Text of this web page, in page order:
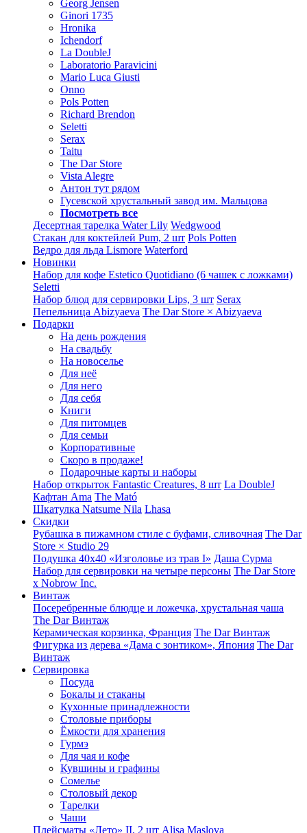
Georg Jensen
Ginori 1735
Hronika
Ichendorf
La DoubleJ
Laboratorio Paravicini
Mario Luca Giusti
Onno
Pols Potten
Richard Brendon
Seletti
Serax
Taitu
The Dar Store
Vista Alegre
Антон тут рядом
Гусевской хрустальный завод им. Мальцова
Посмотреть все
Десертная тарелка Water Lily Wedgwood
Стакан для коктейлей Pum, 2 шт Pols Potten
Ведро для льда Lismore Waterford
Новинки
Набор для кофе Estetico Quotidiano (6 чашек с ложками)
Seletti
Набор блюд для сервировки Lips, 3 шт Serax
Пепельница Abizyaeva The Dar Store × Abizyaeva
Подарки
На день рождения
На свадьбу
На новоселье
Для неё
Для него
Для себя
Книги
Для питомцев
Для семьи
Корпоративные
Скоро в продаже!
Подарочные карты и наборы
Набор открыток Fantastic Creatures, 8 шт La DoubleJ
Кафтан Ama The Mató
Шкатулка Natsume Nila Lhasa
Скидки
Рубашка в пижамном стиле с буфами, сливочная The Dar
Store × Studio 29
Подушка 40x40 «Изголовье из трав I» Даша Сурма
Набор для сервировки на четыре персоны The Dar Store
х Nobrow Inc.
Винтаж
Посеребренные блюдце и ложечка, хрустальная чаша
The Dar Винтаж
Керамическая корзинка, Франция The Dar Винтаж
Фигурка из дерева «Дама с зонтиком», Япония The Dar
Винтаж
Сервировка
Посуда
Бокалы и стаканы
Кухонные принадлежности
Столовые приборы
Ëмкости для хранения
Гурмэ
Для чая и кофе
Кувшины и графины
Сомелье
Столовый декор
Тарелки
Чаши
Плейсматы «Лето» II, 2 шт Alisa Maslova